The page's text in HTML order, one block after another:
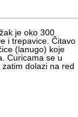
je oko 300
i trepavice. Čitavo
(lanugo) koje
Curicama se u
dolazi na red